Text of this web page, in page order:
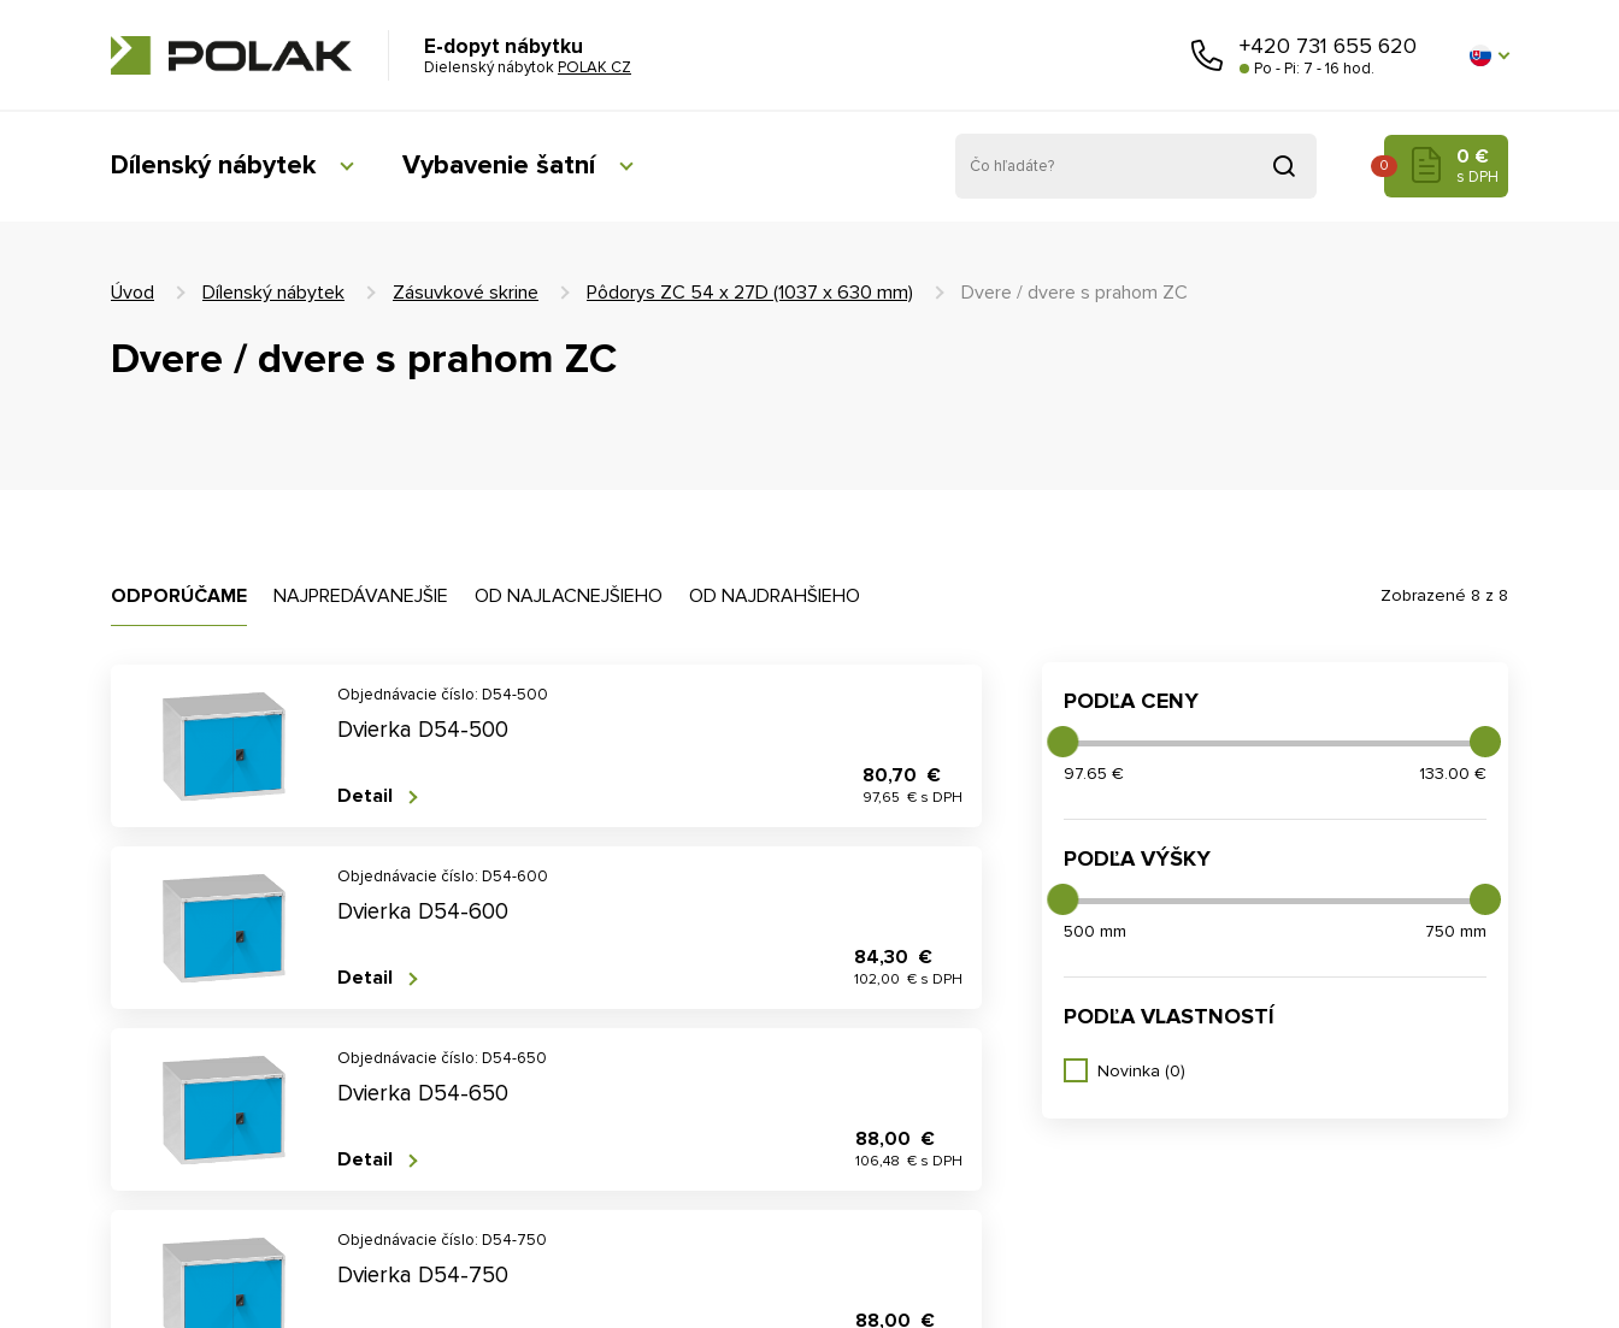
E-dopyt nábytku
Dielenský nábytokPOLAK CZ
+420 731 655 620
Po - Pi: 7 - 16 hod.
Dílenský nábytek Vybavenie šatní 0 €
s DPH
0
Úvod Dílenský nábytek Zásuvkové skrine Pôdorys ZC 54 x 27D (1037 x 630 mm) Dvere / dvere s prahom ZC
Dvere / dvere s prahom ZC
ODPORÚČAME NAJPREDÁVANEJŠIE OD NAJLACNEJŠIEHO OD NAJDRAHŠIEHO
Objednávacie číslo: D54-500
Dvierka D54-500
80,70 €
97,65 € s DPH
Detail
Objednávacie číslo: D54-600
Dvierka D54-600
84,30 €
102,00 € s DPH
Detail
Objednávacie číslo: D54-650
Dvierka D54-650
88,00 €
106,48 € s DPH
Detail
Objednávacie číslo: D54-750
Dvierka D54-750
88,00 €
Zobrazené 8 z 8
PODĽA CENY
97.65 € 133.00 €
PODĽA VÝŠKY
500 mm 750 mm
PODĽA VLASTNOSTÍ
Novinka (0)